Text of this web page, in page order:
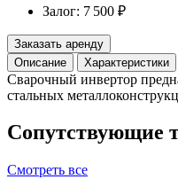
Залог: 7 500 ₽
Заказать аренду
Описание
Характеристики
Сварочный инвертор
стальных
Сопутствующие
Смотреть все